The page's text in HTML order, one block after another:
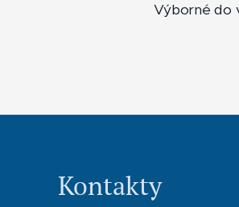
Výborné do
Kontakty